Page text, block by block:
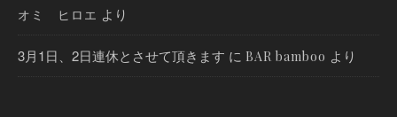
オミ ヒロエ より
3月1日、2日連休とさせて頂きます に BAR bamboo より